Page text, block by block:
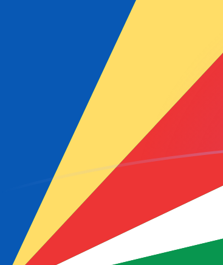
Le taux de change de AUD
Convertir Dollar australien en Roupie
Rate information of AUD/SCR currency pair
Dollar australien
Roupie seychelloise
SCR
51,1403
102,281
SCR
255,701
AUD
AUD
SCR
1 000
10 228,1
5 000
AUD 51 140,3
10 000
102 281 SCR